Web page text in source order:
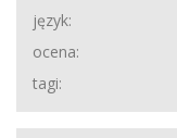
język:
ocena:
tagi: